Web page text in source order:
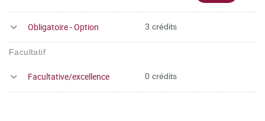
Obligatoire - Option 3 crédits
Facultatif
Facultative/excellence 0 crédits